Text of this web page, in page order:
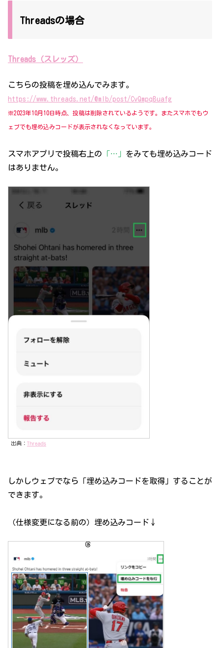
Threadsの場合
Threads（スレッズ）
こちらの投稿を埋め込んでみます。
https://www.threads.net/@mlb/post/CvQmpqBuafg
※2023年10月10日時点、投稿は削除されているようです。またスマホでもウ
ェブでも埋め込みコードが表示されなくなっています。
スマホアプリで投稿右上の 「…」 をみても埋め込みコード
はありません。
出典： Threads
しかしウェブでなら「埋め込みコードを取得」することが
できます。
（仕様変更になる前の）埋め込みコード↓